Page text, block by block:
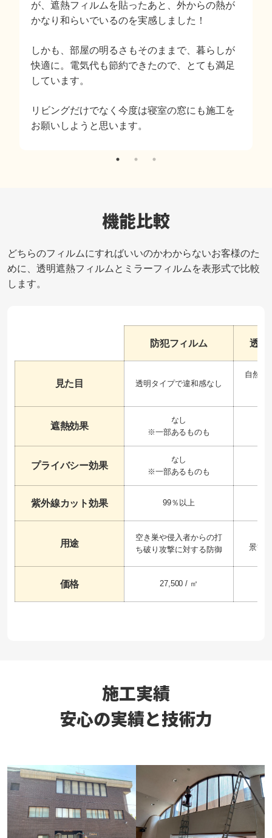
が、遮熱フィルムを貼ったあと、外からの熱が
かなり和らいでいるのを実感しました！
しかも、部屋の明るさもそのままで、暮らしが
快適に。電気代も節約できたので、とても満足
しています。
リビングだけでなく今度は寝室の窓にも施工を
お願いしようと思います。
機能比較
どちらのフィルムにすればいいのかわからないお客様のた
めに、透明遮熱フィルムとミラーフィルムを表形式で比較
します。
防犯フィルム 透明
見た目 透明タイプで違和感なし
自然で
遮熱効果
なし
※一部あるものも
プライバシー効果
なし
※一部あるものも
紫外線カット効果 99％以上
用途
空き巣や侵入者からの打
ち破り攻撃に対する防御
景観
価格 27,500 / ㎡
施工実績
安心の実績と技術力